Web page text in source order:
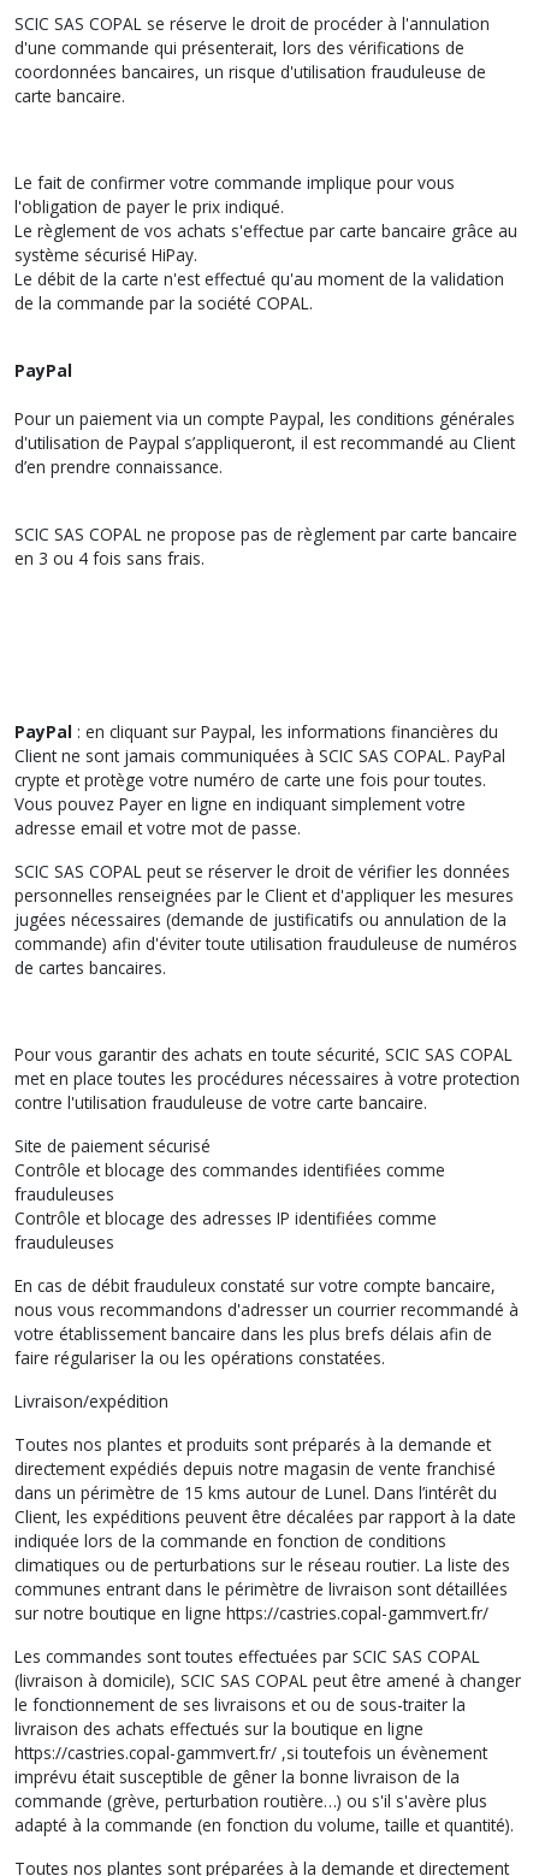
SCIC SAS COPAL se réserve le droit de procéder à l'annulation
d'une commande qui présenterait, lors des vérifications de
coordonnées bancaires, un risque d'utilisation frauduleuse de
carte bancaire.
Le fait de confirmer votre commande implique pour vous
l'obligation de payer le prix indiqué.
Le règlement de vos achats s'effectue par carte bancaire grâce au
système sécurisé HiPay.
Le débit de la carte n'est effectué qu'au moment de la validation
de la commande par la société COPAL.
PayPal
Pour un paiement via un compte Paypal, les conditions générales
d'utilisation de Paypal s’appliqueront, il est recommandé au Client
d’en prendre connaissance.
SCIC SAS COPAL ne propose pas de règlement par carte bancaire
en 3 ou 4 fois sans frais.
PayPal : en cliquant sur Paypal, les informations financières du
Client ne sont jamais communiquées à SCIC SAS COPAL. PayPal
crypte et protège votre numéro de carte une fois pour toutes.
Vous pouvez Payer en ligne en indiquant simplement votre
adresse email et votre mot de passe.
SCIC SAS COPAL peut se réserver le droit de vérifier les données
personnelles renseignées par le Client et d'appliquer les mesures
jugées nécessaires (demande de justificatifs ou annulation de la
commande) afin d'éviter toute utilisation frauduleuse de numéros
de cartes bancaires.
Pour vous garantir des achats en toute sécurité, SCIC SAS COPAL
met en place toutes les procédures nécessaires à votre protection
contre l'utilisation frauduleuse de votre carte bancaire.
Site de paiement sécurisé
Contrôle et blocage des commandes identifiées comme
frauduleuses
Contrôle et blocage des adresses IP identifiées comme
frauduleuses
En cas de débit frauduleux constaté sur votre compte bancaire,
nous vous recommandons d'adresser un courrier recommandé à
votre établissement bancaire dans les plus brefs délais afin de
faire régulariser la ou les opérations constatées.
Livraison/expédition
Toutes nos plantes et produits sont préparés à la demande et
directement expédiés depuis notre magasin de vente franchisé
dans un périmètre de 15 kms autour de Lunel. Dans l’intérêt du
Client, les expéditions peuvent être décalées par rapport à la date
indiquée lors de la commande en fonction de conditions
climatiques ou de perturbations sur le réseau routier. La liste des
communes entrant dans le périmètre de livraison sont détaillées
sur notre boutique en ligne https://castries.copal-gammvert.fr/
Les commandes sont toutes effectuées par SCIC SAS COPAL
(livraison à domicile), SCIC SAS COPAL peut être amené à changer
le fonctionnement de ses livraisons et ou de sous-traiter la
livraison des achats effectués sur la boutique en ligne
https://castries.copal-gammvert.fr/ ,si toutefois un évènement
imprévu était susceptible de gêner la bonne livraison de la
commande (grève, perturbation routière…) ou s'il s'avère plus
adapté à la commande (en fonction du volume, taille et quantité).
Toutes nos plantes sont préparées à la demande et directement